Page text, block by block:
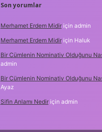
Son yorumlar
Merhamet Erdem Midiriçin admin
Merhamet Erdem Midiriçin Haluk
Bir Cümlenin Nominativ Olduğunu
admin
Bir Cümlenin Nominativ Olduğunu
Ayaz
Sifin Anlamı Nediriçin admin